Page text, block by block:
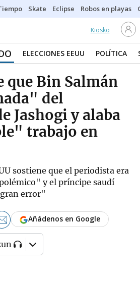
Skate Eclipse Robos en playas
Kiosko
ELECCIONES EEUU POLÍTICA
que Bin Salmán
del
Jashogi y alaba
trabajo en
sostiene que el periodista era
y el príncipe saudí
error"
Añádenos en Google